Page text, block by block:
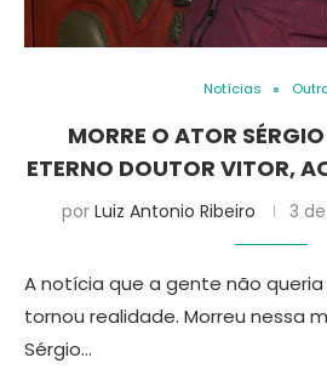
Notícias
MORRE O ATOR
ETERNO DOUTOR VITOR,
por Luiz Antonio Ribeiro 3
A notícia que a gente não
tornou realidade. Morreu nessa
Sérgio…